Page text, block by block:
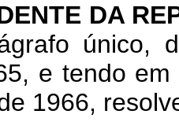
DA
único,
e tendo
1966,